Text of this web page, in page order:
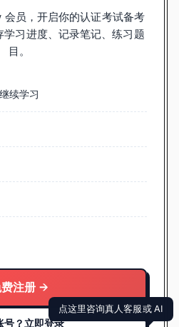
员，开启你的认证考试备考
习进度、记录笔记、练习题
目。
续学习
注册 →
号？立即登录
点这里咨询真人客服或 AI